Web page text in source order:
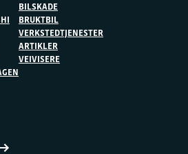
BILSKADE
BRUKTBIL
VERKSTEDTJENESTER
ARTIKLER
VEIVISERE